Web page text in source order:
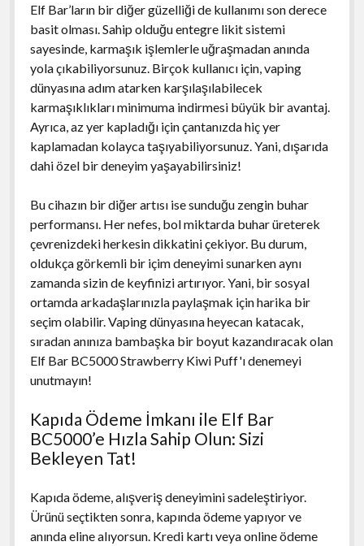
Elf Bar’ların bir diğer güzelliği de kullanımı son derece
basit olması. Sahip olduğu entegre likit sistemi
sayesinde, karmaşık işlemlerle uğraşmadan anında
yola çıkabiliyorsunuz. Birçok kullanıcı için, vaping
dünyasına adım atarken karşılaşılabilecek
karmaşıklıkları minimuma indirmesi büyük bir avantaj.
Ayrıca, az yer kapladığı için çantanızda hiç yer
kaplamadan kolayca taşıyabiliyorsunuz. Yani, dışarıda
dahi özel bir deneyim yaşayabilirsiniz!
Bu cihazın bir diğer artısı ise sunduğu zengin buhar
performansı. Her nefes, bol miktarda buhar üreterek
çevrenizdeki herkesin dikkatini çekiyor. Bu durum,
oldukça görkemli bir içim deneyimi sunarken aynı
zamanda sizin de keyfinizi artırıyor. Yani, bir sosyal
ortamda arkadaşlarınızla paylaşmak için harika bir
seçim olabilir. Vaping dünyasına heyecan katacak,
sıradan anınıza bambaşka bir boyut kazandıracak olan
Elf Bar BC5000 Strawberry Kiwi Puff'ı denemeyi
unutmayın!
Kapıda Ödeme İmkanı ile Elf Bar
BC5000’e Hızla Sahip Olun: Sizi
Bekleyen Tat!
Kapıda ödeme, alışveriş deneyimini sadeleştiriyor.
Ürünü seçtikten sonra, kapında ödeme yapıyor ve
anında eline alıyorsun. Kredi kartı veya online ödeme